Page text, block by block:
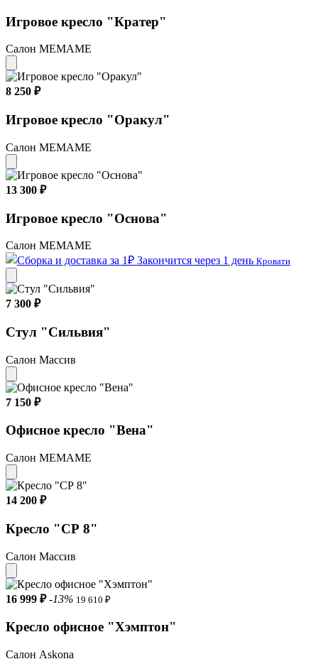
Игровое кресло "Кратер"
Салон МЕМАМЕ
8 250 ₽
Игровое кресло "Оракул"
Салон МЕМАМЕ
13 300 ₽
Игровое кресло "Основа"
Салон МЕМАМЕ
Закончится через 1 день Кровати
7 300 ₽
Стул "Сильвия"
Салон Массив
7 150 ₽
Офисное кресло "Вена"
Салон МЕМАМЕ
14 200 ₽
Кресло "СР 8"
Салон Массив
16 999 ₽ -13% 19 610 ₽
Кресло офисное "Хэмптон"
Салон Askona